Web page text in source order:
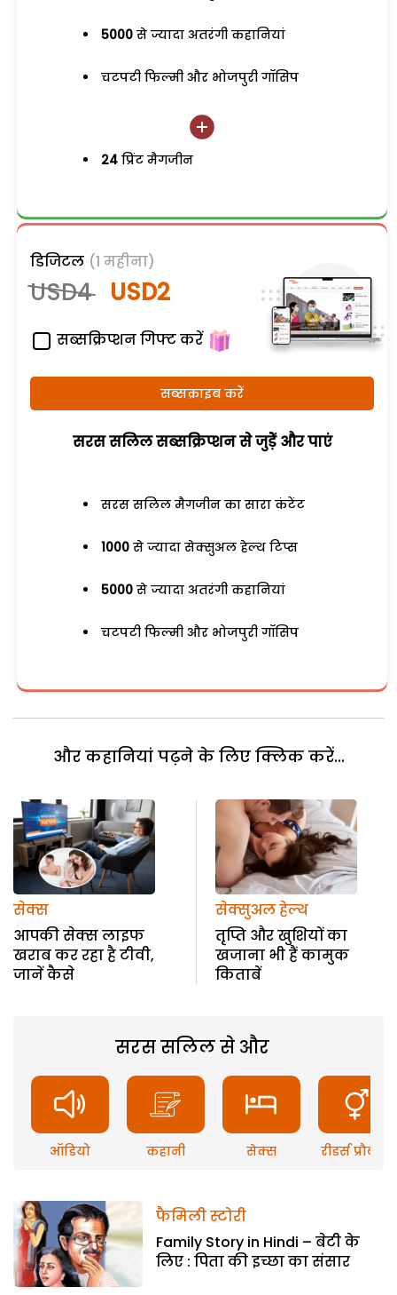
5000 से ज्यादा अतरंगी कहानियां
चटपटी फिल्मी और भोजपुरी गॉसिप
24 प्रिंट मैगजीन
डिजिटल (1 महीना)
USD4 USD2
सब्सक्रिप्शन गिफ्ट करें
सब्सक्राइब करें
सरस सलिल सब्सक्रिप्शन से जुड़ेें और पाएं
सरस सलिल मैगजीन का सारा कंटेंट
1000 से ज्यादा सेक्सुअल हेल्थ टिप्स
5000 से ज्यादा अतरंगी कहानियां
चटपटी फिल्मी और भोजपुरी गॉसिप
और कहानियां पढ़ने के लिए क्लिक करें...
सेक्स
आपकी सेक्स लाइफ
खराब कर रहा है टीवी,
जानें कैसे
सेक्सुअल हेल्थ
तृप्ति और खुशियों का
खजाना भी हैं कामुक
किताबें
सरस सलिल से और
ऑडियो कहानी सेक्स रीडर्स प्रौब्लम
फैमिली स्टोरी
Family Story in Hindi – बेटी के
लिए : पिता की इच्छा का संसार